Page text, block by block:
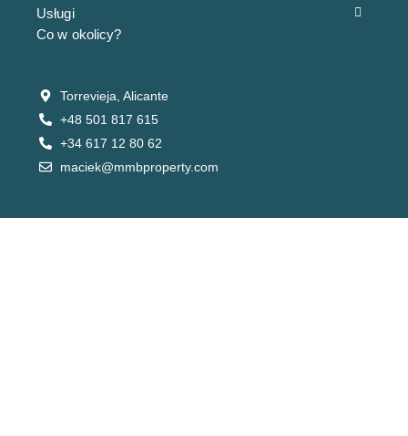
Usługi
Co w okolicy?
Torrevieja, Alicante
+48 501 817 615
+34 617 12 80 62
maciek@mmbproperty.com